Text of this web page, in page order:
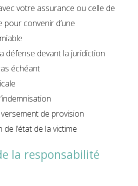
votre assurance ou celle de
pour convenir d’une
défense devant la juridiction
échéant
de provision
l’état de la victime
la responsabilité